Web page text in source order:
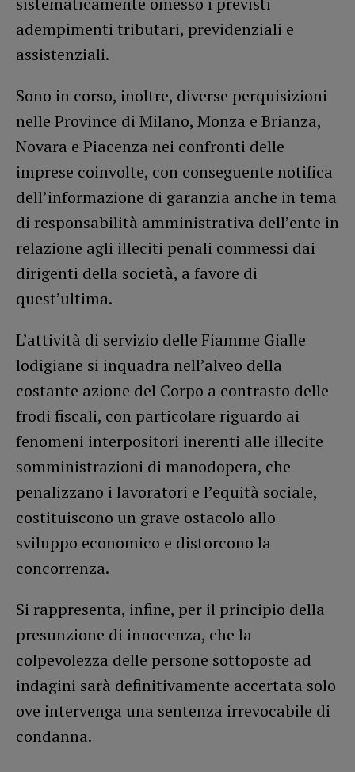
adempimenti tributari, previdenziali e
assistenziali.
Sono in corso, inoltre, diverse perquisizioni
nelle Province di Milano, Monza e Brianza,
Novara e Piacenza nei confronti delle
imprese coinvolte, con conseguente notifica
dell’informazione di garanzia anche in tema
di responsabilità amministrativa dell’ente in
relazione agli illeciti penali commessi dai
dirigenti della società, a favore di
quest’ultima.
L’attività di servizio delle Fiamme Gialle
lodigiane si inquadra nell’alveo della
costante azione del Corpo a contrasto delle
frodi fiscali, con particolare riguardo ai
fenomeni interpositori inerenti alle illecite
somministrazioni di manodopera, che
penalizzano i lavoratori e l’equità sociale,
costituiscono un grave ostacolo allo
sviluppo economico e distorcono la
concorrenza.
Si rappresenta, infine, per il principio della
presunzione di innocenza, che la
colpevolezza delle persone sottoposte ad
indagini sarà definitivamente accertata solo
ove intervenga una sentenza irrevocabile di
condanna.